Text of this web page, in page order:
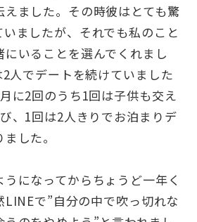
ました。その時彼はとても驚
ましたが、それでも私のこと
いることを選んでくれまし
人でデートを続けていました
に2回のうち1回は子供も交え
、1回は2人きりでお泊まりデ
した。
になってからちょうど一年く
LINEで”自分の中で吹っ切れな